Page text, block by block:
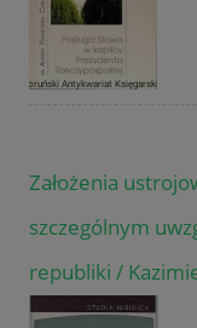
Założenia
szczególnym
republiki /